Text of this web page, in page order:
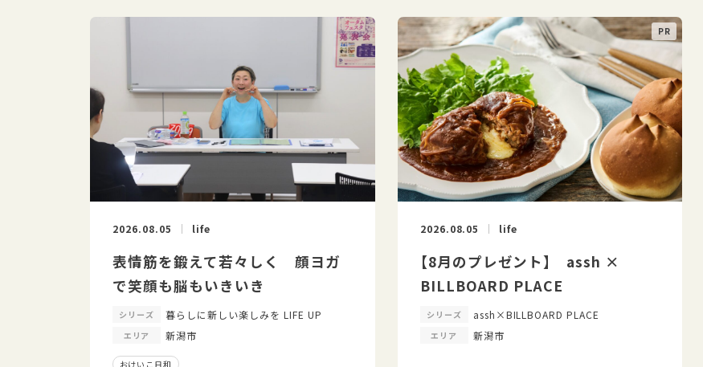
2026.08.05 life
表情筋を鍛えて若々しく 顔ヨガ
で笑顔も脳もいきいき
シリーズ 暮らしに新しい楽しみを LIFE UP
エリア 新潟市
おけいこ日和
2026.08.05 life
【8月のプレゼント】 assh ×
BILLBOARD PLACE
シリーズ assh×BILLBOARD PLACE
エリア 新潟市